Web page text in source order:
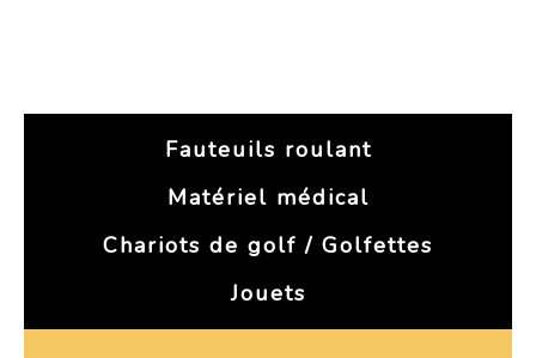
Fauteuils roulant
Matériel médical
Chariots de golf / Golfettes
Jouets